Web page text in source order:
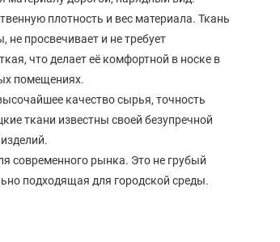
плотность и вес материала. Ткань
просвечивает и не требует
что делает её комфортной в носке в
помещениях.
качество сырья, точность
ткани известны своей безупречной
современного рынка. Это не грубый
подходящая для городской среды.